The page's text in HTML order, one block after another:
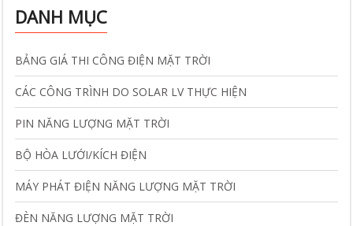
DANH MỤC
BẢNG GIÁ THI CÔNG ĐIỆN MẶT TRỜI
CÁC CÔNG TRÌNH DO SOLAR LV THỰC HIỆN
PIN NĂNG LƯỢNG MẶT TRỜI
BỘ HÒA LƯỚI/KÍCH ĐIỆN
MÁY PHÁT ĐIỆN NĂNG LƯỢNG MẶT TRỜI
ĐÈN NĂNG LƯỢNG MẶT TRỜI